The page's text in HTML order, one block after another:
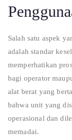
Salah satu aspek
adalah standar
memperhatikan
bagi operator
alat berat yang
bahwa unit yang
operasional dan
memadai.